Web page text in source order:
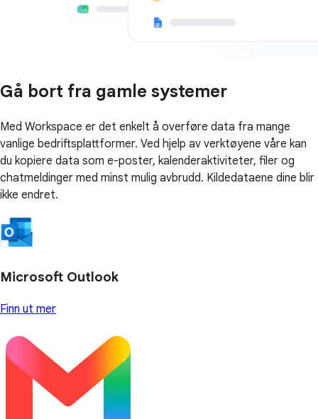
Gå bort fra gamle systemer
Med Workspace er det enkelt å overføre data fra mange
vanlige bedriftsplattformer. Ved hjelp av verktøyene våre kan
du kopiere data som e-poster, kalenderaktiviteter, filer og
chatmeldinger med minst mulig avbrudd. Kildedataene dine blir
ikke endret.
Microsoft Outlook
Finn ut mer